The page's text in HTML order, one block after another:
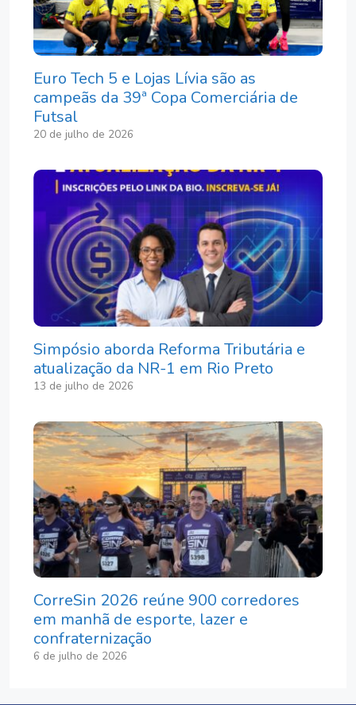
Euro Tech 5 e Lojas Lívia são as
campeãs da 39ª Copa Comerciária de
Futsal
20 de julho de 2026
Simpósio aborda Reforma Tributária e
atualização da NR-1 em Rio Preto
13 de julho de 2026
CorreSin 2026 reúne 900 corredores
em manhã de esporte, lazer e
confraternização
6 de julho de 2026